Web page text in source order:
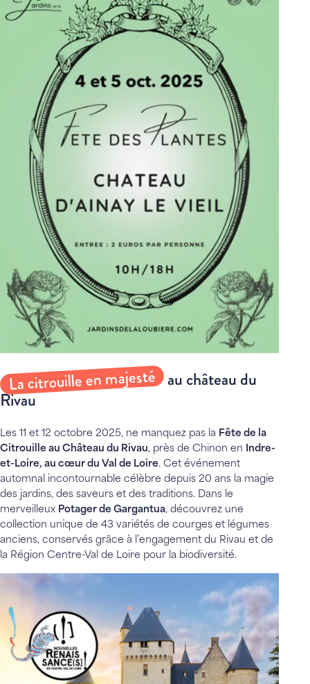
La citrouille en majesté au château du
Rivau
Les 11 et 12 octobre 2025, ne manquez pas la Fête de la
Citrouille au Château du Rivau, près de Chinon en Indre-
et-Loire, au cœur du Val de Loire. Cet événement
automnal incontournable célèbre depuis 20 ans la magie
des jardins, des saveurs et des traditions. Dans le
merveilleux Potager de Gargantua, découvrez une
collection unique de 43 variétés de courges et légumes
anciens, conservés grâce à l’engagement du Rivau et de
la Région Centre-Val de Loire pour la biodiversité.